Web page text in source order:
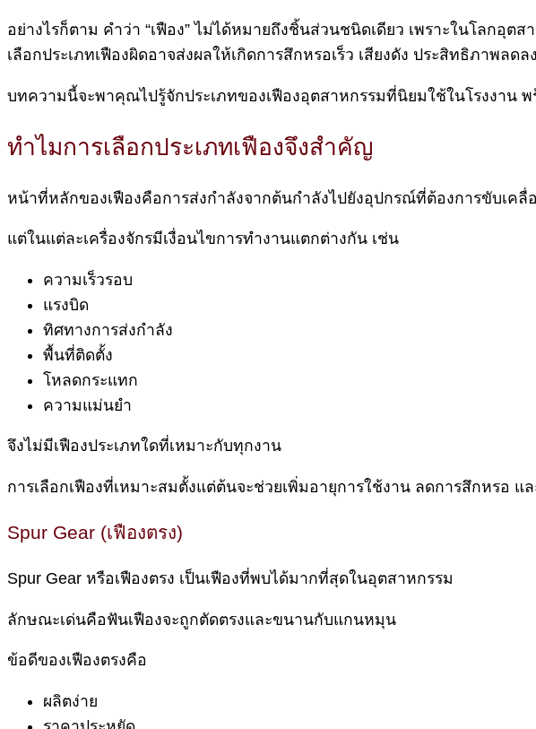
อย่างไรก็ตาม คำว่า “เฟือง” ไม่ได้หมายถึงชิ้นส่วนชนิดเดียว เพราะในโลกอุ
เลือกประเภทเฟืองผิดอาจส่งผลให้เกิดการสึกหรอเร็ว เสียงดัง ประสิทธิภาพล
บทความนี้จะพาคุณไปรู้จักประเภทของเฟืองอุตสาหกรรมที่นิยมใช้ในโรงงาน
ทำไมการเลือกประเภทเฟืองจึงสำคัญ
หน้าที่หลักของเฟืองคือการส่งกำลังจากต้นกำลังไปยังอุปกรณ์ที่ต้องการขับเคลื่
แต่ในแต่ละเครื่องจักรมีเงื่อนไขการทำงานแตกต่างกัน เช่น
ความเร็วรอบ
แรงบิด
ทิศทางการส่งกำลัง
พื้นที่ติดตั้ง
โหลดกระแทก
ความแม่นยำ
จึงไม่มีเฟืองประเภทใดที่เหมาะกับทุกงาน
การเลือกเฟืองที่เหมาะสมตั้งแต่ต้นจะช่วยเพิ่มอายุการใช้งาน ลดการสึกหรอ แ
Spur Gear (เฟืองตรง)
Spur Gear หรือเฟืองตรง เป็นเฟืองที่พบได้มากที่สุดในอุตสาหกรรม
ลักษณะเด่นคือฟันเฟืองจะถูกตัดตรงและขนานกับแกนหมุน
ข้อดีของเฟืองตรงคือ
ผลิตง่าย